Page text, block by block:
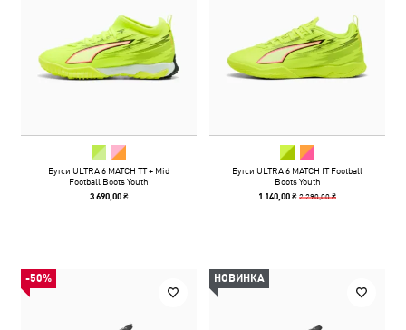
Бутси ULTRA 6 MATCH TT + Mid
Football Boots Youth
3 690,00 ₴
Бутси ULTRA 6 MATCH IT Football
Boots Youth
1 140,00 ₴2 290,00 ₴
-50% НОВИНКА